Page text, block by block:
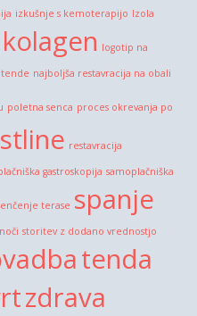
izkušnje s kemoterapijo Izola
kolagen logotip na
najboljša restavracija na obali
poletna senca proces okrevanja po
restavracija
gastroskopija samoplačniška
terase spanje
storitev z dodano vrednostjo
tenda
zdrava